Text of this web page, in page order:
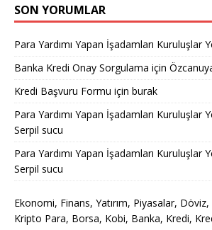
SON YORUMLAR
Para Yardımı Yapan İşadamları Kuruluşlar
Banka Kredi Onay Sorgulama için
Kredi Başvuru Formu için burak
Para Yardımı Yapan İşadamları Kuruluşlar
Serpil sucu
Para Yardımı Yapan İşadamları Kuruluşlar
Serpil sucu
Ekonomi, Finans, Yatırım, Piyasalar,
Kripto Para, Borsa, Kobi, Banka, Kredi,